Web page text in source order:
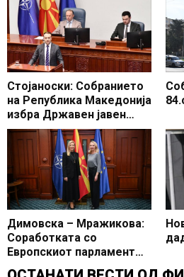
Стојаноски: Собранието
на Република Македонија
избра Државен јавен
обвинител
Димовска – Мражикова:
Соработката со
Европскиот парламент
има јасна цел и опипливи